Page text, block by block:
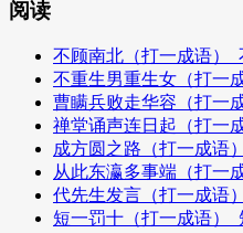
阅读
不顾南北（打一成语）
不重生男重生女（打一
曹瞒兵败走华容（打一
禅堂诵声连日起（打一
成方圆之路（打一成语
从此东瀛多事端（打一
代先生发言（打一成语
短一罚十（打一成语）